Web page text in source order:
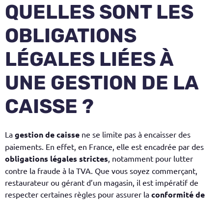
QUELLES SONT LES
OBLIGATIONS
LÉGALES LIÉES À
UNE GESTION DE LA
CAISSE ?
La gestion de caisse ne se limite pas à encaisser des
paiements. En effet, en France, elle est encadrée par des
obligations légales strictes, notamment pour lutter
contre la fraude à la TVA. Que vous soyez commerçant,
restaurateur ou gérant d’un magasin, il est impératif de
respecter certaines règles pour assurer la conformité de